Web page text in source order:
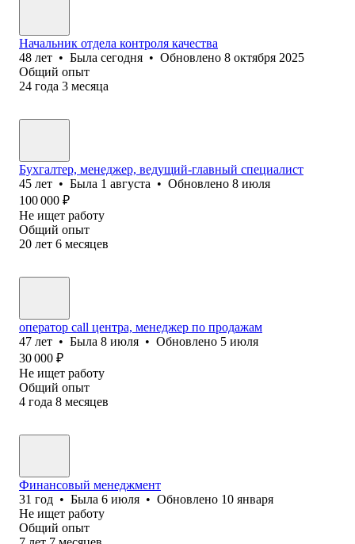
Начальник отдела контроля качества
48 лет • Была сегодня • Обновлено 8 октября 2025
Общий опыт
24 года 3 месяца
Бухгалтер, менеджер, ведущий-главный специалист
45 лет • Была 1 августа • Обновлено 8 июля
100 000 ₽
Не ищет работу
Общий опыт
20 лет 6 месяцев
оператор call центра, менеджер по продажам
47 лет • Была 8 июля • Обновлено 5 июля
30 000 ₽
Не ищет работу
Общий опыт
4 года 8 месяцев
Финансовый менеджмент
31 год • Была 6 июля • Обновлено 10 января
Не ищет работу
Общий опыт